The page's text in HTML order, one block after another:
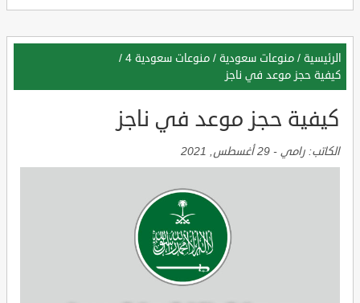
الرئيسية / منوعات سعودية / منوعات سعودية 4
/
كيفية حجز موعد في ناجز
كيفية حجز موعد في ناجز
الكاتب: رامي - 29 أغسطس, 2021